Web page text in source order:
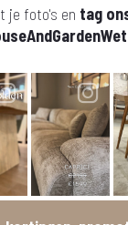
je foto's en tag